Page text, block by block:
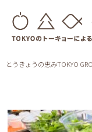
とうきょうの恵みTOKYO